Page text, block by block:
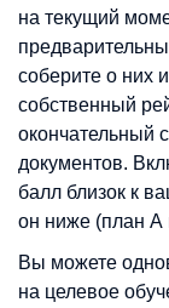
на текущий
соберите о них
собственный
окончательный
документов.
балл близок к
он ниже (план А
Вы можете
на целевое